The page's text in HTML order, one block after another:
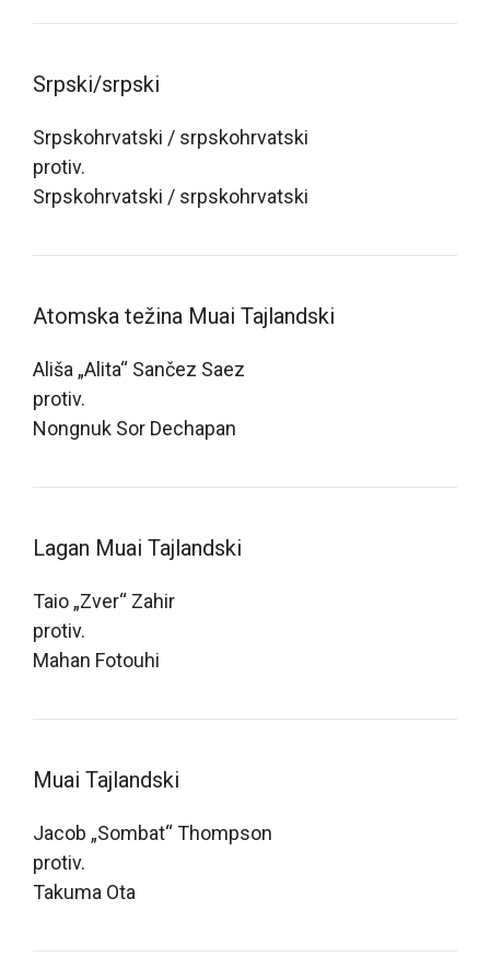
Srpski/srpski
Srpskohrvatski / srpskohrvatski
protiv.
Srpskohrvatski / srpskohrvatski
Atomska težina Muai Tajlandski
Ališa „Alita“ Sančez Saez
protiv.
Nongnuk Sor Dechapan
Lagan Muai Tajlandski
Taio „Zver“ Zahir
protiv.
Mahan Fotouhi
Muai Tajlandski
Jacob „Sombat“ Thompson
protiv.
Takuma Ota